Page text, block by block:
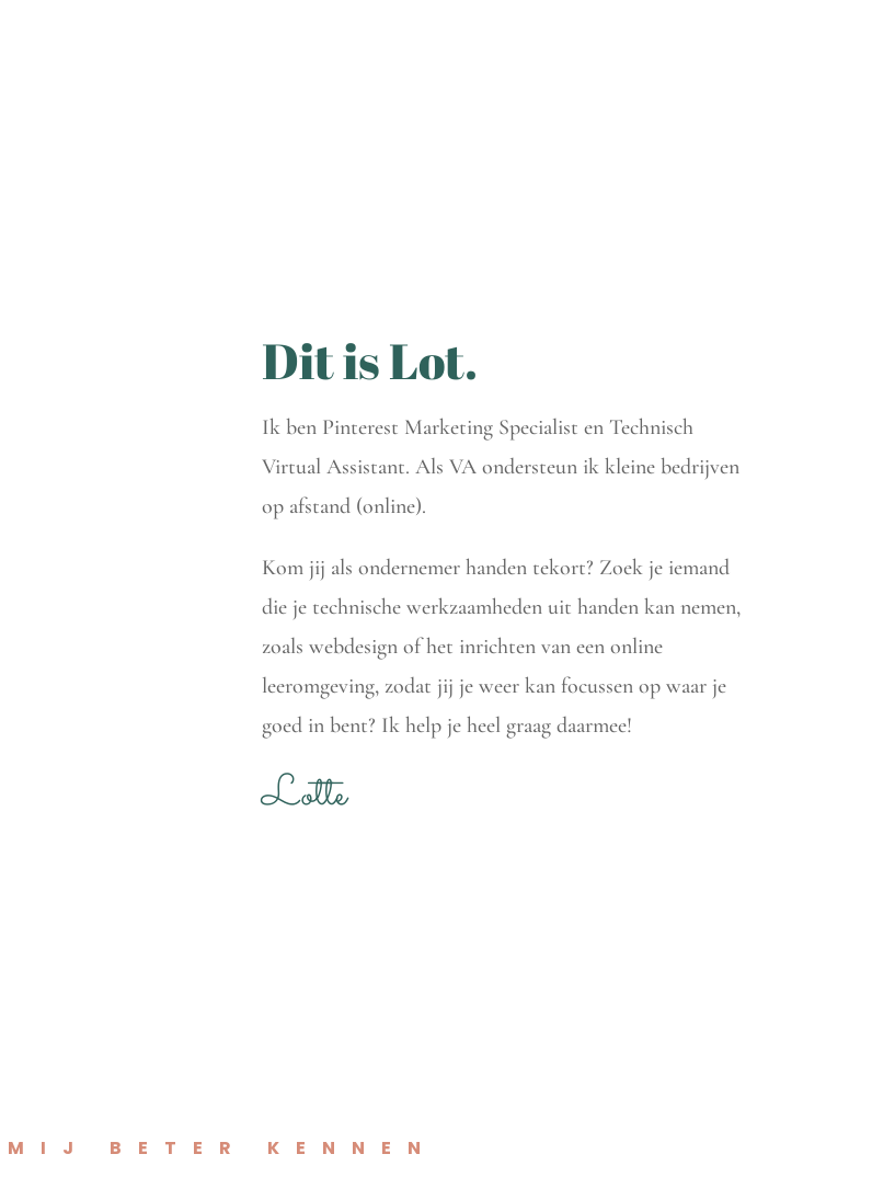
Dit is Lot.
Ik ben Pinterest Marketing Specialist en Technisch
Virtual Assistant. Als VA ondersteun ik kleine bedrijven
op afstand (online).
Kom jij als ondernemer handen tekort? Zoek je iemand
die je technische werkzaamheden uit handen kan nemen,
zoals webdesign of het inrichten van een online
leeromgeving, zodat jij je weer kan focussen op waar je
goed in bent? Ik help je heel graag daarmee!
Lotte
MIJ BETER KENNEN